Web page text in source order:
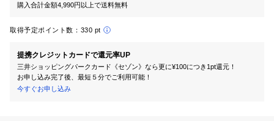
購入合計金額4,990円以上で送料無料
取得予定ポイント数： 330 pt
提携クレジットカードで還元率UP
三井ショッピングパークカード《セゾン》なら更に¥100につき1pt還元！
お申し込み完了後、最短５分でご利用可能！
今すぐお申し込み